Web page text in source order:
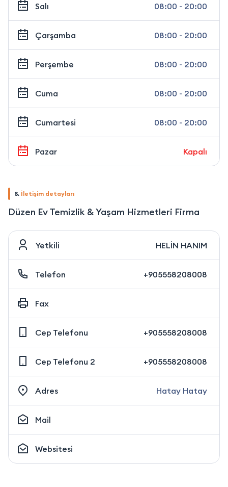
Salı 08:00 - 20:00
Çarşamba 08:00 - 20:00
Perşembe 08:00 - 20:00
Cuma 08:00 - 20:00
Cumartesi 08:00 - 20:00
Pazar Kapalı
& İletişim detayları
Düzen Ev Temizlik & Yaşam Hizmetleri Firma
Yetkili HELİN HANIM
Telefon +905558208008
Fax
Cep Telefonu +905558208008
Cep Telefonu 2 +905558208008
Adres Hatay Hatay
Mail
Websitesi